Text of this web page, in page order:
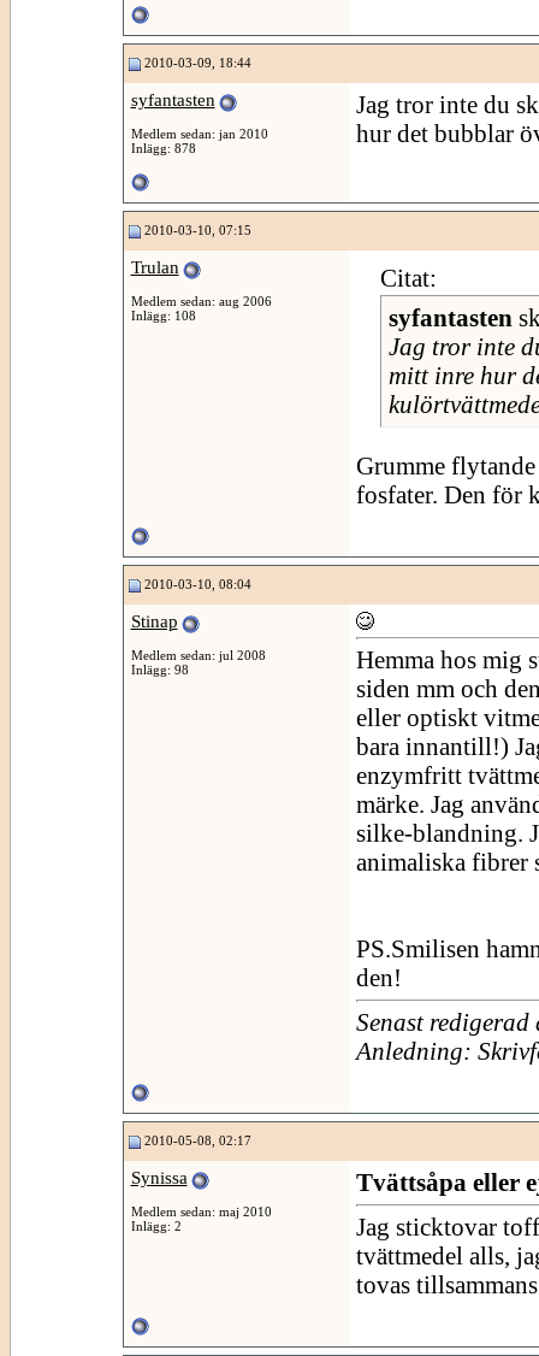
2010-03-09, 18:44
syfantasten
Medlem sedan: jan 2010
Inlägg: 878
Jag tror inte du
hur det bubblar
2010-03-10, 07:15
Trulan
Medlem sedan: aug 2006
Inlägg: 108
Citat:
syfantasten
Jag tror inte
mitt inre hur
Grumme
fosfater. Den för
2010-03-10, 08:04
Stinap
Medlem sedan: jul 2008
Inlägg: 98
Hemma hos mig
siden mm och
eller optiskt
bara innantill!)
enzymfritt
märke. Jag
silke-blandning.
animaliska fibrer
PS.Smilisen
den!
Senast
Anledning:
2010-05-08, 02:17
Synissa
Medlem sedan: maj 2010
Inlägg: 2
Tvättsåpa eller
Jag sticktovar
tvättmedel alls,
tovas